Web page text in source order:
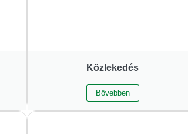
Közlekedés
Bővebben